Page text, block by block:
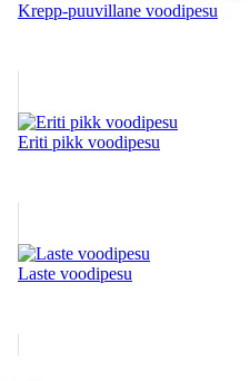
Krepp-puuvillane voodipesu
Eriti pikk voodipesu
Laste voodipesu